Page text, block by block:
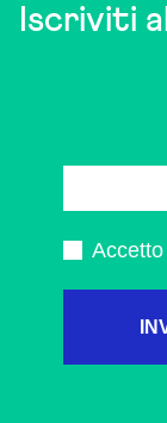
Iscriviti
Accetto